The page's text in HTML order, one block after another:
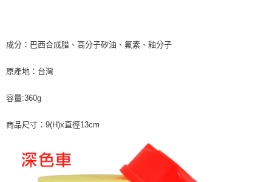
任。
４．使用「AFTEE先享後付」時，將依據個別帳號之用戶狀況，依本公司即
請求用戶進行身份認證。
恩沛科技股份有限公司將有權停止該用戶之使用額度並採取法律行動。
每筆NT$70，滿NT$490(含以上)免運費
成分：巴西合成腊、高分子矽油、氟素、釉分子
原產地：台灣
容量:360g
商品尺寸：9(H)x直徑13cm